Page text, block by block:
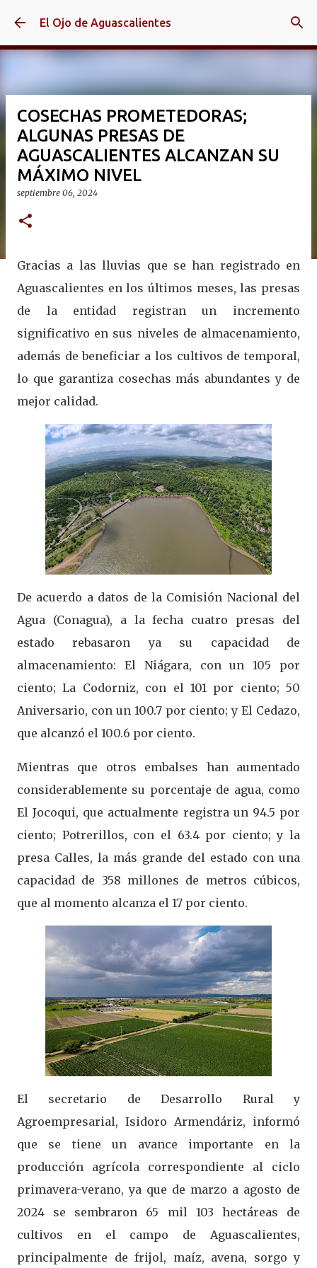
Ir al contenido principal
El Ojo de Aguascalientes
COSECHAS PROMETEDORAS;
ALGUNAS PRESAS DE
AGUASCALIENTES ALCANZAN SU
MÁXIMO NIVEL
septiembre 06, 2024
Gracias a las lluvias que se han registrado en
Aguascalientes en los últimos meses, las presas
de la entidad registran un incremento
significativo en sus niveles de almacenamiento,
además de beneficiar a los cultivos de temporal,
lo que garantiza cosechas más abundantes y de
mejor calidad.
De acuerdo a datos de la Comisión Nacional del
Agua (Conagua), a la fecha cuatro presas del
estado rebasaron ya su capacidad de
almacenamiento: El Niágara, con un 105 por
ciento; La Codorniz, con el 101 por ciento; 50
Aniversario, con un 100.7 por ciento; y El Cedazo,
que alcanzó el 100.6 por ciento.
Mientras que otros embalses han aumentado
considerablemente su porcentaje de agua, como
El Jocoqui, que actualmente registra un 94.5 por
ciento; Potrerillos, con el 63.4 por ciento; y la
presa Calles, la más grande del estado con una
capacidad de 358 millones de metros cúbicos,
que al momento alcanza el 17 por ciento.
El secretario de Desarrollo Rural y
Agroempresarial, Isidoro Armendáriz, informó
que se tiene un avance importante en la
producción agrícola correspondiente al ciclo
primavera-verano, ya que de marzo a agosto de
2024 se sembraron 65 mil 103 hectáreas de
cultivos en el campo de Aguascalientes,
principalmente de frijol, maíz, avena, sorgo y